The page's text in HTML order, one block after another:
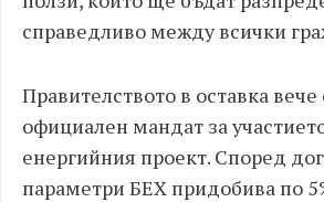
справедливо между всички
Правителството в оставка вече
официален мандат за
енергийния проект. Според
параметри БЕХ придобива по